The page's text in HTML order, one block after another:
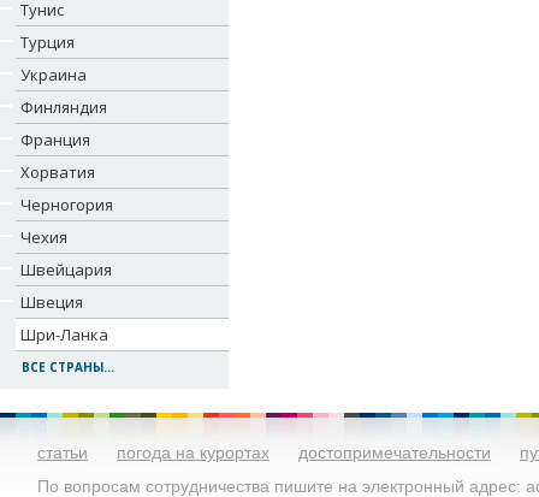
Тунис
Турция
Украина
Финляндия
Франция
Хорватия
Черногория
Чехия
Швейцария
Швеция
Шри-Ланка
ВСЕ СТРАНЫ...
статьи погода на курортах достопримечательности
По вопросам сотрудничества пишите на электронный адрес: